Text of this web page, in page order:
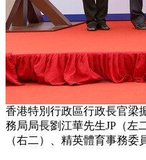
香港特別行政區行政長官梁
務局局長劉江華先生JP（左
（右二）、精英體育事務